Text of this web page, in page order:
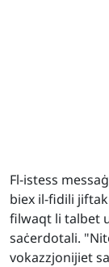
Fl-istess
biex il-fidili
filwaqt li talbet
saċerdotali.
vokazzjonijiet